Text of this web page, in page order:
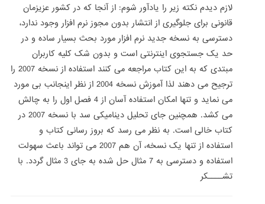
لازم دیدم نکته زیر را یادآور شوم: از آنجا که در کشور عزیزمان
قانونی برای جلوگیری از انتشار بدون مجوز نرم افزار وجود ندارد،
دسترسی به نسخه جدید نرم افزار مورد بحث بسیار ساده و در
حد یک جستجوی اینترنتی است و بدون شک کلیه کاربران
مبتدی که به این کتاب مراجعه می کنند استفاده از نسخه 2007 را
ترجیح می دهند لذا آموزش نسخه 2004 از نظر اینجانب بی مورد
می نماید و تنها امکان استفاده آسان از 4 فصل اول را به چالش
می کشد. همچنین جای تحلیل دینامیکی سد با نسخه 2007 در
کتاب خالی است. به نظر می رسد که بروز رسانی کتاب و
استفاده از تنها یک نسخه، آن هم 2007 می تواند باعث سهولت
استفاده و دسترسی به 7 مثال حل شده به جای 3 مثال گردد. با
تشــــکر